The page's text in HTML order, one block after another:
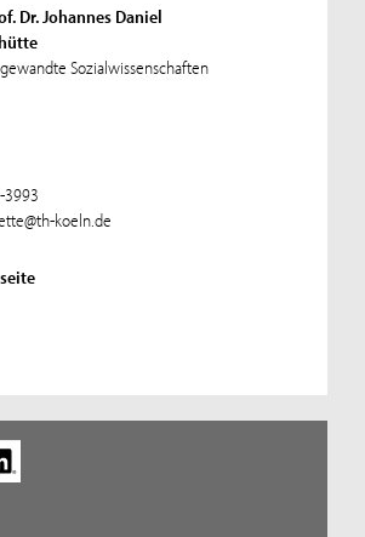
Dr. Johannes Daniel
Sozialwissenschaften
koeln.de